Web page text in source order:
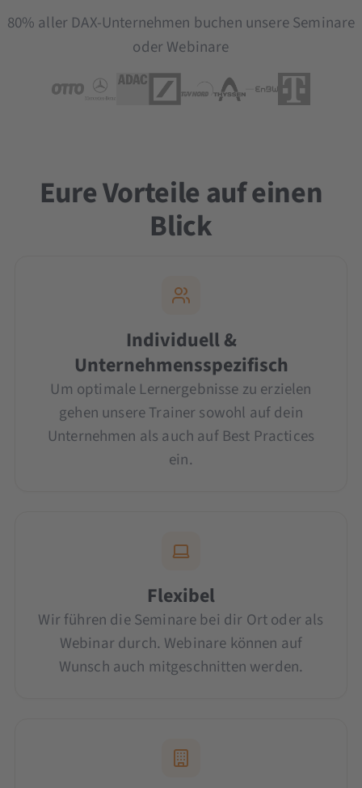
80% aller DAX-Unternehmen buchen unsere Seminare
oder Webinare
Eure Vorteile auf einen
Blick
Individuell &
Unternehmensspezifisch
Um optimale Lernergebnisse zu erzielen
gehen unsere Trainer sowohl auf dein
Unternehmen als auch auf Best Practices
ein.
Flexibel
Wir führen die Seminare bei dir Ort oder als
Webinar durch. Webinare können auf
Wunsch auch mitgeschnitten werden.